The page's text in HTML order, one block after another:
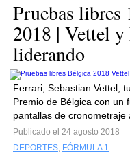
Pruebas libres
2018 | Vettel
liderando
Ferrari, Sebastian Vettel,
Premio de Bélgica con un
pantallas de cronometraje
Publicado el 24 agosto 2018
DEPORTES, FÓRMULA 1